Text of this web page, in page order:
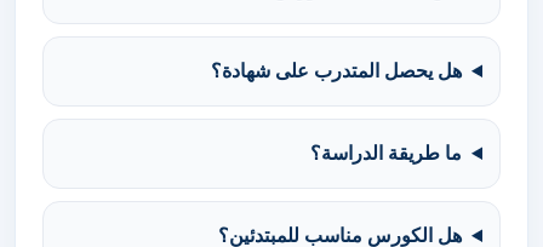
هل يحصل المتدرب على شهادة؟
ما طريقة الدراسة؟
هل الكورس مناسب للمبتدئين؟